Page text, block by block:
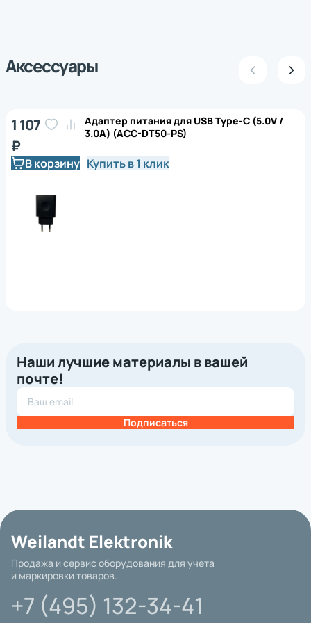
Аксессуары
Адаптер питания для USB Type-C (5.0V /
3.0A) (ACC-DT50-PS)
1 107
₽
В корзину Купить в 1 клик
Наши лучшие материалы в вашей
почте!
Подписаться
Weilandt Elektronik
Продажа и сервис оборудования для учета
и маркировки товаров.
+7 (495) 132-34-41